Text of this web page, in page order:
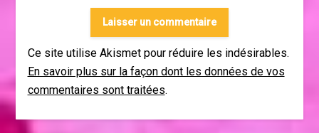
Ce site utilise Akismet pour réduire les indésirables.
En savoir plus sur la façon dont les données de vos
commentaires sont traitées.